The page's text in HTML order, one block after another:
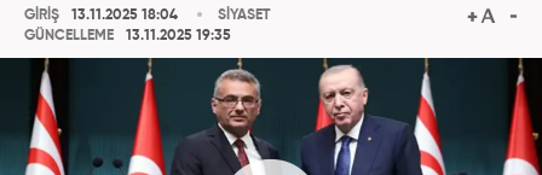
GİRİŞ
13.11.2025 18:04
GÜNCELLEME
13.11.2025 19:35
SİYASET